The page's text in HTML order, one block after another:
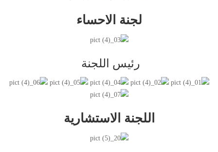
لجنة الاحساء
رئيس اللجنة
اللجنة الاستشارية